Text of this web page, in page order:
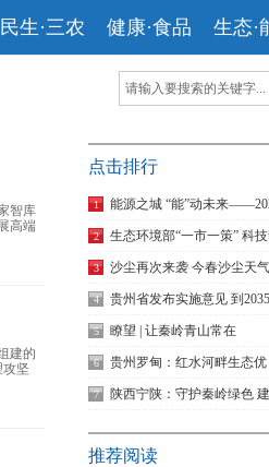
民生·三农 健康·食品 生态·
智库
高端
建的
坚
点击排行
1 能源之城 “能”动未来——2023世界新能
2 生态环境部“一市一策” 科
3 沙尘再次来袭 今春沙尘天
4 贵州省发布实施意见 到2035年
5 瞭望 | 让秦岭青山常在
6 贵州罗甸：红水河畔生态优
7 陕西宁陕：守护秦岭绿色
推荐阅读